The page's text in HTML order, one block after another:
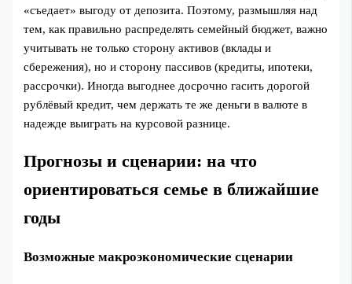
«съедает» выгоду от депозита. Поэтому, размышляя над
тем, как правильно распределять семейный бюджет, важно
учитывать не только сторону активов (вклады и
сбережения), но и сторону пассивов (кредиты, ипотеки,
рассрочки). Иногда выгоднее досрочно гасить дорогой
рублёвый кредит, чем держать те же деньги в валюте в
надежде выиграть на курсовой разнице.
Прогнозы и сценарии: на что
ориентироваться семье в ближайшие
годы
Возможные макроэкономические сценарии